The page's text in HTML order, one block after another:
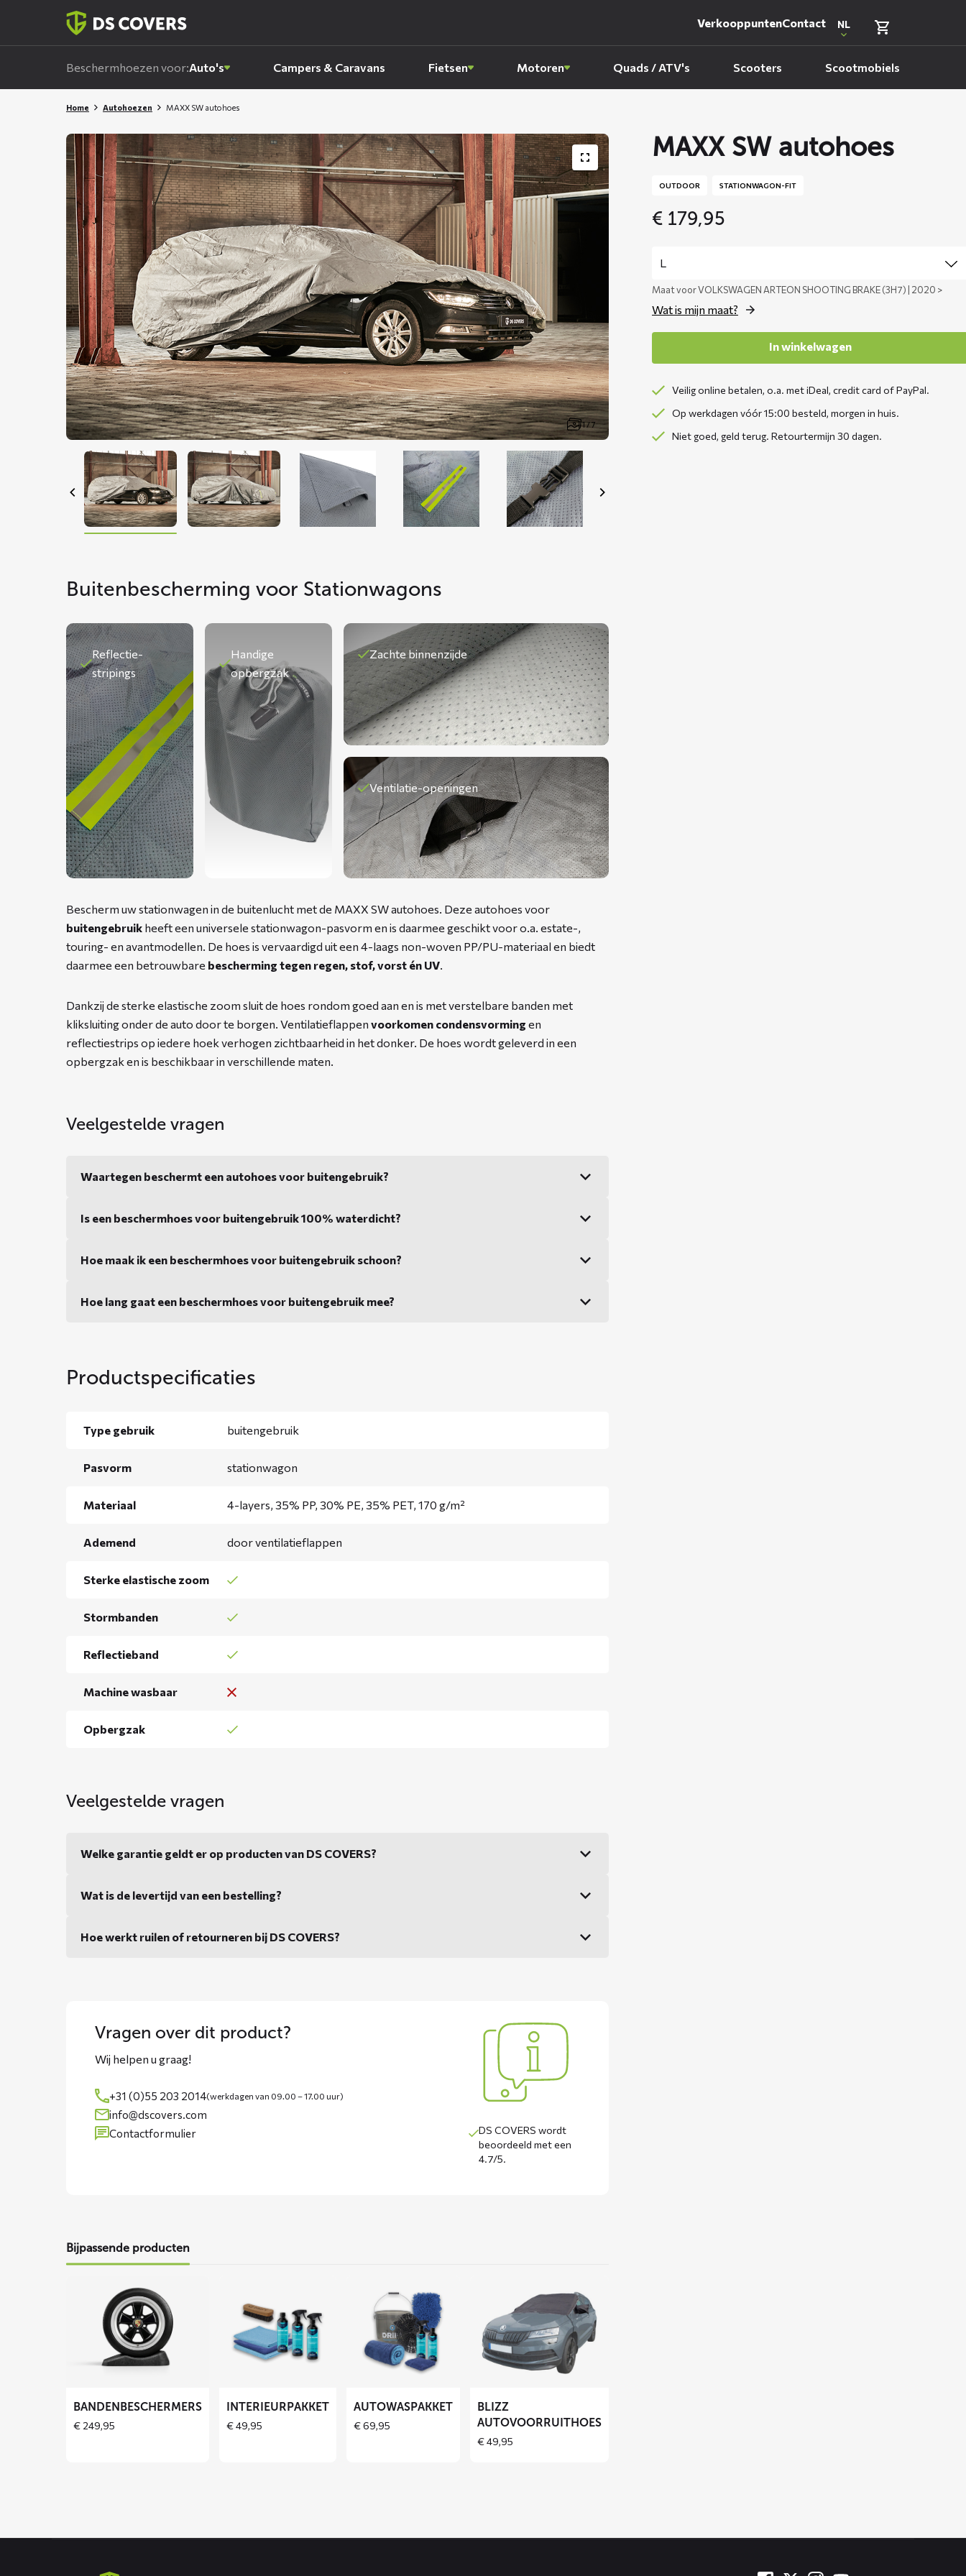
VerkooppuntenContact NL
Beschermhoezen voor:Auto's Campers & Caravans Fietsen Motoren Quads / ATV's Scooters Scootmobiels
Home Autohoezen MAXX SW autohoes
1 / 7
MAXX SW autohoes
OUTDOOR STATIONWAGON-FIT
€ 179,95
Maat voor VOLKSWAGEN ARTEON SHOOTING BRAKE (3H7) | 2020 >
Wat is mijn maat?
In winkelwagen
Veilig online betalen, o.a. met iDeal, credit card of PayPal.
Op werkdagen vóór 15:00 besteld, morgen in huis.
Niet goed, geld terug. Retourtermijn 30 dagen.
Buitenbescherming voor Stationwagons
Reflectie-
stripings
Handige
opbergzak
Zachte binnenzijde
Ventilatie-openingen
Bescherm uw stationwagen in de buitenlucht met de MAXX SW autohoes. Deze autohoes voor
buitengebruik heeft een universele stationwagon-pasvorm en is daarmee geschikt voor o.a. estate-,
touring- en avantmodellen. De hoes is vervaardigd uit een 4-laags non-woven PP/PU-materiaal en biedt
daarmee een betrouwbare bescherming tegen regen, stof, vorst én UV.
Dankzij de sterke elastische zoom sluit de hoes rondom goed aan en is met verstelbare banden met
kliksluiting onder de auto door te borgen. Ventilatieflappen voorkomen condensvorming en
reflectiestrips op iedere hoek verhogen zichtbaarheid in het donker. De hoes wordt geleverd in een
opbergzak en is beschikbaar in verschillende maten.
Veelgestelde vragen
Waartegen beschermt een autohoes voor buitengebruik?
Is een beschermhoes voor buitengebruik 100% waterdicht?
Hoe maak ik een beschermhoes voor buitengebruik schoon?
Hoe lang gaat een beschermhoes voor buitengebruik mee?
Productspecificaties
Type gebruik buitengebruik
Pasvorm stationwagon
Materiaal 4-layers, 35% PP, 30% PE, 35% PET, 170 g/m²
Ademend door ventilatieflappen
Sterke elastische zoom
Stormbanden
Reflectieband
Machine wasbaar
Opbergzak
Veelgestelde vragen
Welke garantie geldt er op producten van DS COVERS?
Wat is de levertijd van een bestelling?
Hoe werkt ruilen of retourneren bij DS COVERS?
Vragen over dit product?
Wij helpen u graag!
+31 (0)55 203 2014(werkdagen van 09.00 – 17.00 uur)
info@dscovers.com
Contactformulier
DS COVERS wordt
beoordeeld met een
4.7/5.
Bijpassende producten
Bandenbeschermers
BANDENBESCHERMERS
€ 249,95
meer
Interieurpakket
INTERIEURPAKKET
€49,95
Autowaspakket
AUTOWASPAKKET
€69,95
over
BLIZZ
autovoorruithoes
BLIZZ
AUTOVOORRUITHOES
€49,95